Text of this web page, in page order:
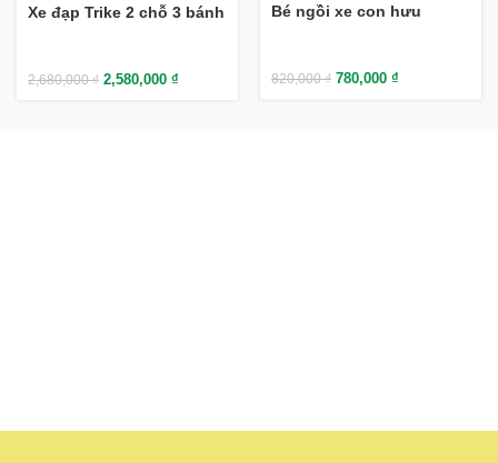
Xe đạp Trike 2 chỗ 3 bánh
2,680,000₫ 2,580,000 ₫
Bé ngồi xe con hưu
820,000₫ 780,000 ₫